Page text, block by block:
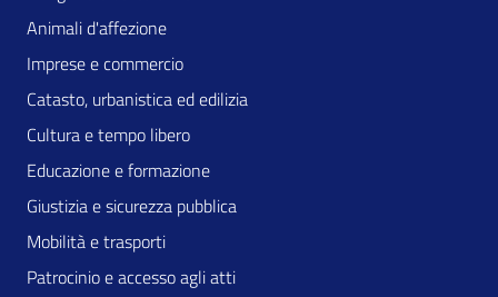
Animali d'affezione
Imprese e commercio
Catasto, urbanistica ed edilizia
Cultura e tempo libero
Educazione e formazione
Giustizia e sicurezza pubblica
Mobilità e trasporti
Patrocinio e accesso agli atti